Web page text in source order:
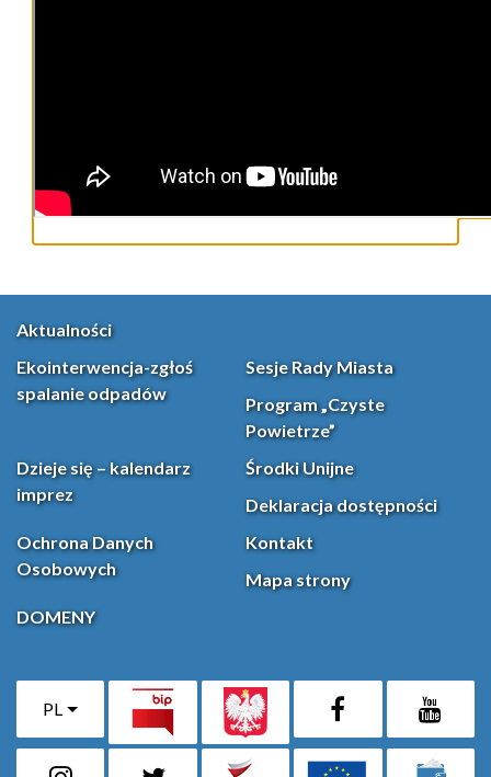
Aktualności
Ekointerwencja-zgłoś
spalanie odpadów
Sesje Rady Miasta
Program „Czyste
Powietrze”
Dzieje się – kalendarz
imprez
Środki Unijne
Deklaracja dostępności
Ochrona Danych
Osobowych
Kontakt
Mapa strony
DOMENY
PL
(otwiera się w nowej karcie)Facebook